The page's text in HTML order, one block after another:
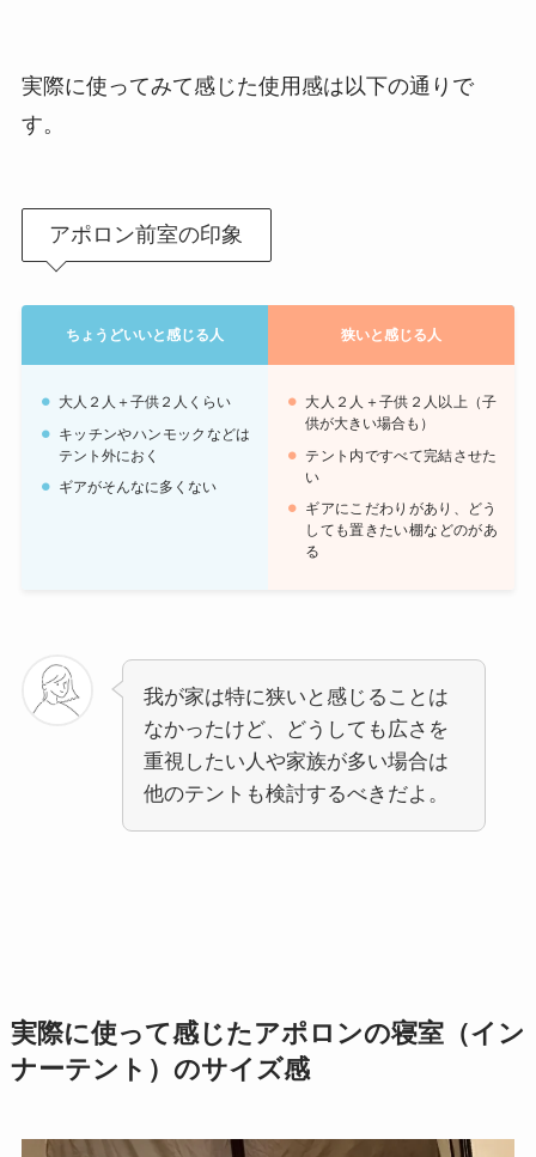
実際に使ってみて感じた使用感は以下の通りで
す。
アポロン前室の印象
ちょうどいいと感じる人 狭いと感じる人
大人２人＋子供２人くらい
キッチンやハンモックなどは
テント外におく
ギアがそんなに多くない
大人２人＋子供２人以上（子
供が大きい場合も）
テント内ですべて完結させた
い
ギアにこだわりがあり、どう
しても置きたい棚などのがあ
る
我が家は特に狭いと感じることは
なかったけど、どうしても広さを
重視したい人や家族が多い場合は
他のテントも検討するべきだよ。
実際に使って感じたアポロンの寝室（イン
ナーテント）のサイズ感